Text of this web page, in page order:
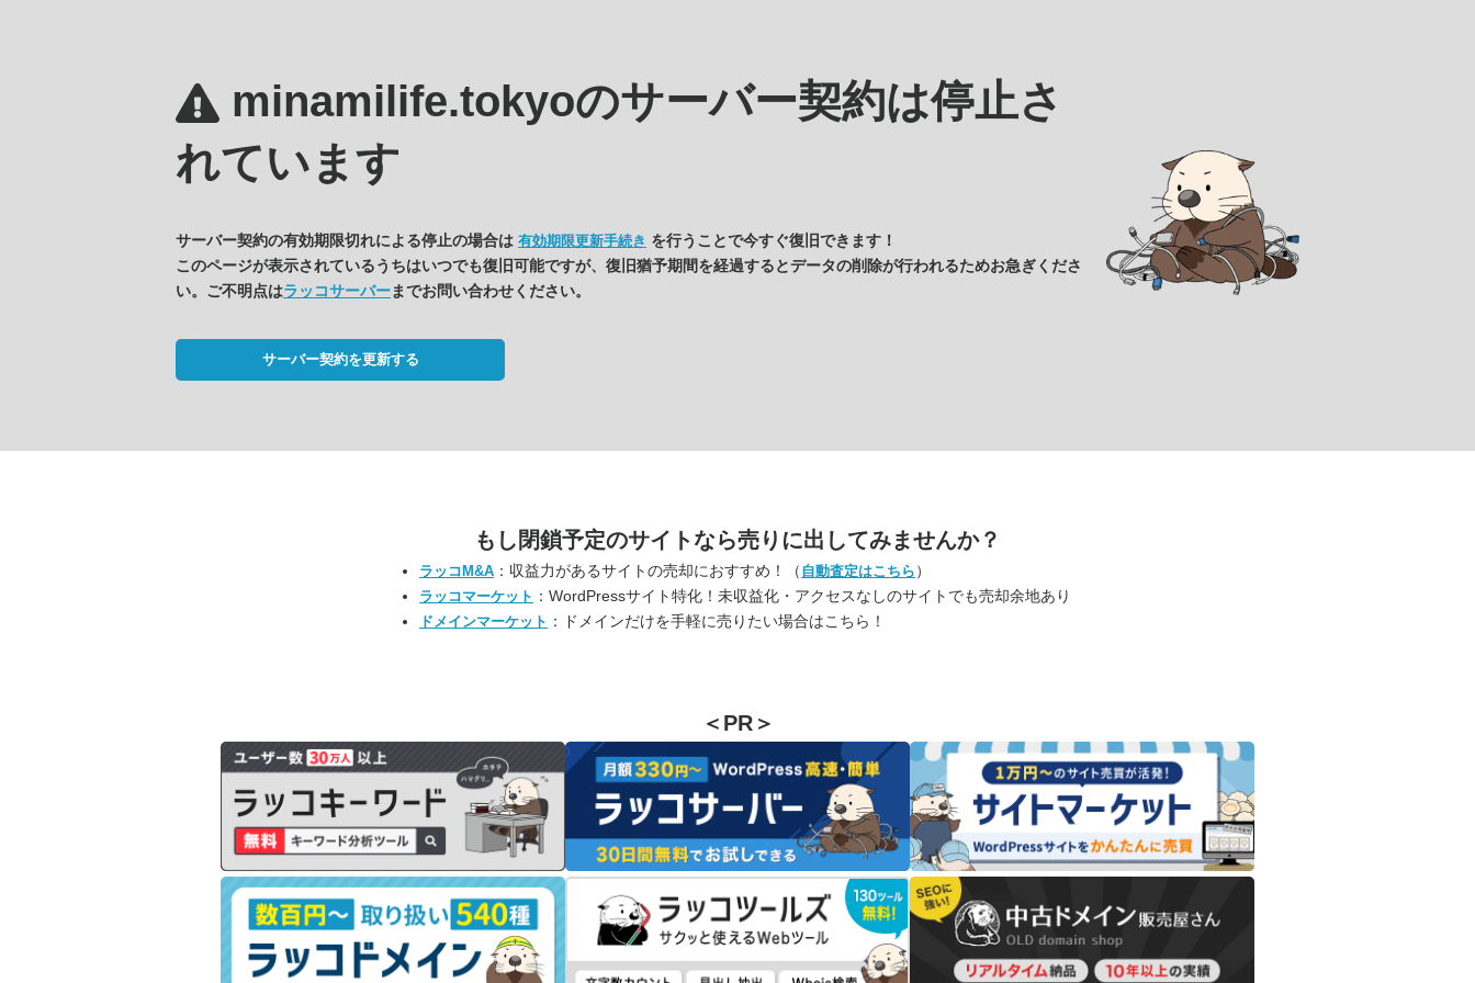
minamilife.tokyoのサーバー契約は停止さ
れています
サーバー契約の有効期限切れによる停止の場合は 有効期限更新手続き を行うことで今すぐ復旧できます！
このページが表示されているうちはいつでも復旧可能ですが、復旧猶予期間を経過するとデータの削除が行われるためお急ぎくださ
い。ご不明点はラッコサーバーまでお問い合わせください。
サーバー契約を更新する
もし閉鎖予定のサイトなら売りに出してみませんか？
ラッコM&A ：収益力があるサイトの売却におすすめ！（ 自動査定はこちら ）
ラッコマーケット ：WordPressサイト特化！未収益化・アクセスなしのサイトでも売却余地あり
ドメインマーケット ：ドメインだけを手軽に売りたい場合はこちら！
＜PR＞